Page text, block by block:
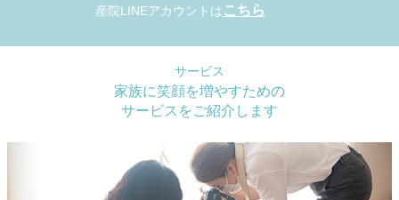
産院LINEアカウントはこちら
サービス
家族に笑顔を増やすための
サービスをご紹介します